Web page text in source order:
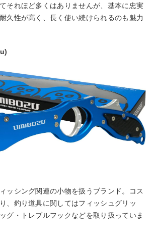
それほど多くはありませんが、基本に忠実
久性が高く、長く使い続けられるのも魅力
ッシング関連の小物を扱うブランド。コス
、釣り道具に関してはフィッシュグリッ
グ・トレブルフックなどを取り扱っていま